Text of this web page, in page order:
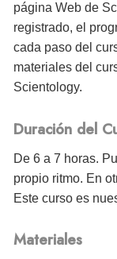
página Web de
registrado, el
cada paso del
materiales del
Scientology.
Duración del
De 6 a 7 horas.
propio ritmo. En
Este curso es
Materiales